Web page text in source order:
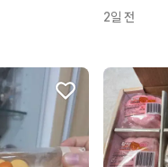
2일 전